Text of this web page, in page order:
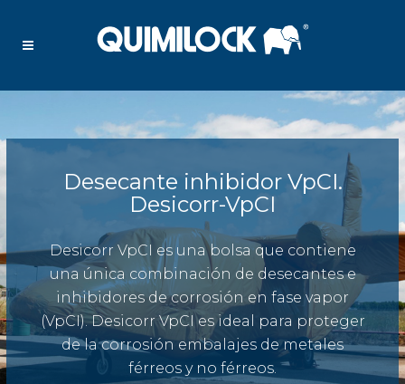
Desecante inhibidor VpCI.
Desicorr-VpCI
Desicorr VpCI es una bolsa que contiene
una única combinación de desecantes e
inhibidores de corrosión en fase vapor
(VpCI). Desicorr VpCI es ideal para proteger
de la corrosión embalajes de metales
férreos y no férreos.